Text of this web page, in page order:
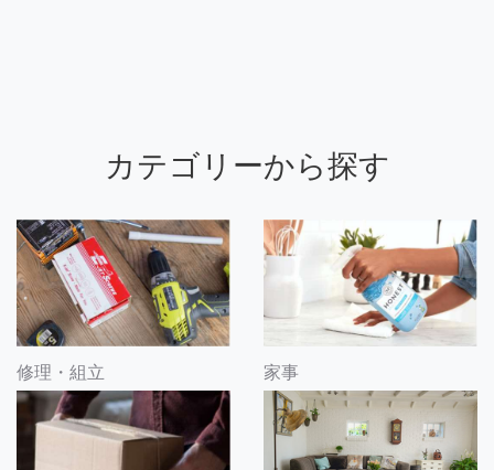
カテゴリーから探す
修理・組立 家事